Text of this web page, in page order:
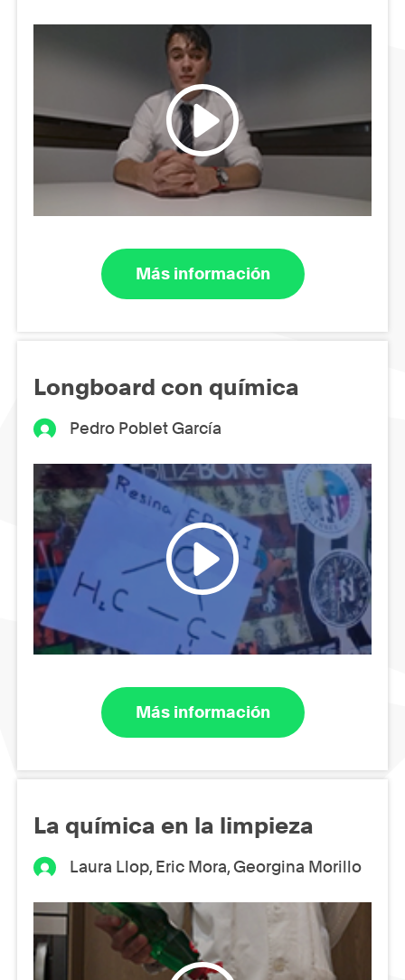
Más información
Longboard con química
Pedro Poblet García
Más información
La química en la limpieza
Laura Llop, Eric Mora, Georgina Morillo